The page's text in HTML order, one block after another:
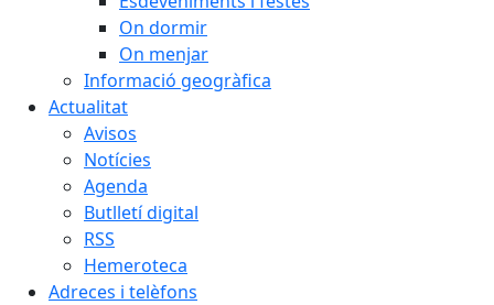
On dormir
On menjar
Informació geogràfica
Actualitat
Avisos
Notícies
Agenda
Butlletí digital
RSS
Hemeroteca
Adreces i telèfons